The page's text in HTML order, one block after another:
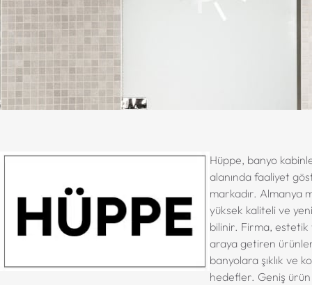
C
h
a
t
G
P
T
:
Hüppe, banyo
alanında faaliyet
markadır. Almanya
yüksek kaliteli ve
bilinir. Firma,
araya getiren
banyolara şıklık ve
hedefler. Geniş